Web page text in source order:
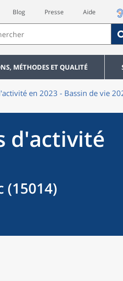
Blog Presse Aide
MÉTHODES ET QUALITÉ
en 2023 - Bassin de vie
d'activité
(15014)